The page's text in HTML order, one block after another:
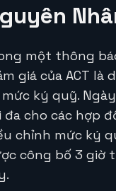
một thông
giá của ACT
mức ký quỹ.
đa cho các hợp
chỉnh mức ký
công bố 3 giờ